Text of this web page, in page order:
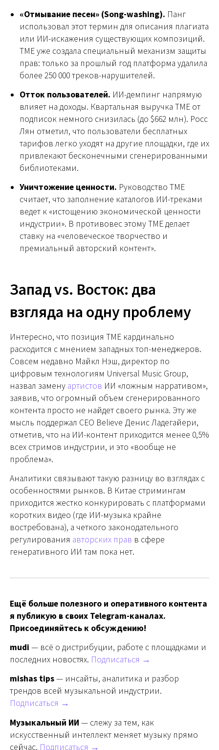
«Отмывание песен» (Song-washing). Панг
использовал этот термин для описания плагиата
или ИИ-искажения существующих композиций.
TME уже создала специальный механизм защиты
прав: только за прошлый год платформа удалила
более 250 000 треков-нарушителей.
Отток пользователей. ИИ-демпинг напрямую
влияет на доходы. Квартальная выручка TME от
подписок немного снизилась (до $662 млн). Росс
Лян отметил, что пользователи бесплатных
тарифов легко уходят на другие площадки, где их
привлекают бесконечными сгенерированными
библиотеками.
Уничтожение ценности. Руководство TME
считает, что заполнение каталогов ИИ-треками
ведет к «истощению экономической ценности
индустрии». В противовес этому TME делает
ставку на «человеческое творчество и
премиальный авторский контент».
Запад vs. Восток: два
взгляда на одну проблему
Интересно, что позиция TME кардинально
расходится с мнением западных топ-менеджеров.
Совсем недавно Майкл Нэш, директор по
цифровым технологиям Universal Music Group,
назвал замену артистов ИИ «ложным нарративом»,
заявив, что огромный объем сгенерированного
контента просто не найдет своего рынка. Эту же
мысль поддержал CEO Believe Денис Ладегайери,
отметив, что на ИИ-контент приходится менее 0,5%
всех стримов индустрии, и это «вообще не
проблема».
Аналитики связывают такую разницу во взглядах с
особенностями рынков. В Китае стримингам
приходится жестко конкурировать с платформами
коротких видео (где ИИ-музыка крайне
востребована), а четкого законодательного
регулирования авторских прав в сфере
генеративного ИИ там пока нет.
Ещё больше полезного и оперативного контента
я публикую в своих Telegram-каналах.
Присоединяйтесь к обсуждению!
mudi — всё о дистрибуции, работе с площадками и
последних новостях. Подписаться →
mishas tips— инсайты, аналитика и разбор
трендов всей музыкальной индустрии.
Подписаться →
Музыкальный ИИ — слежу за тем, как
искусственный интеллект меняет музыку прямо
сейчас. Подписаться →